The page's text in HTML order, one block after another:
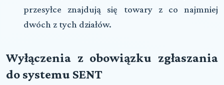
przesyłce znajdują się towary z co najmniej
dwóch z tych działów.
Wyłączenia z obowiązku zgłaszania
do systemu SENT